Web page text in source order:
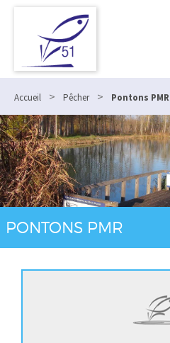
Accueil > Pêcher > Pontons PMR
PONTONS PMR